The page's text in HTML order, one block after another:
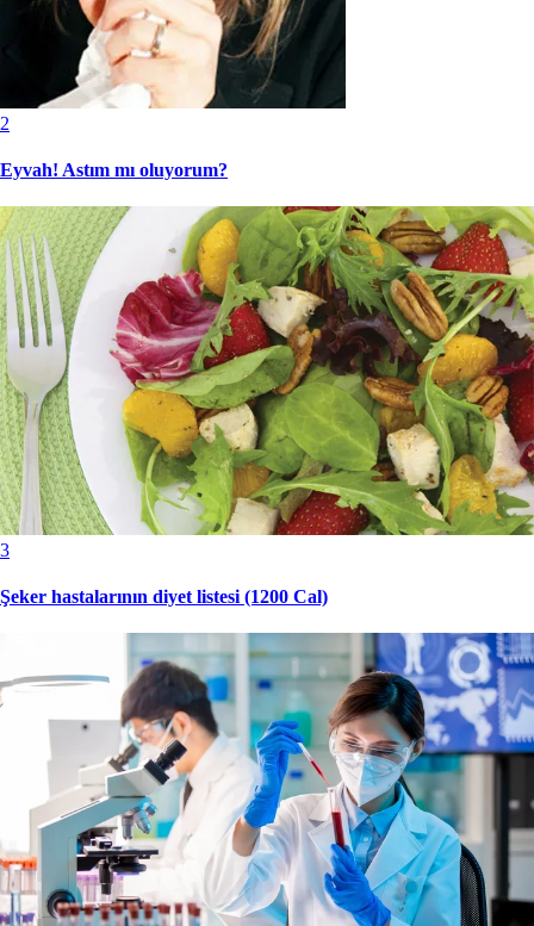
2
Eyvah! Astım mı oluyorum?
3
Şeker hastalarının diyet listesi (1200 Cal)